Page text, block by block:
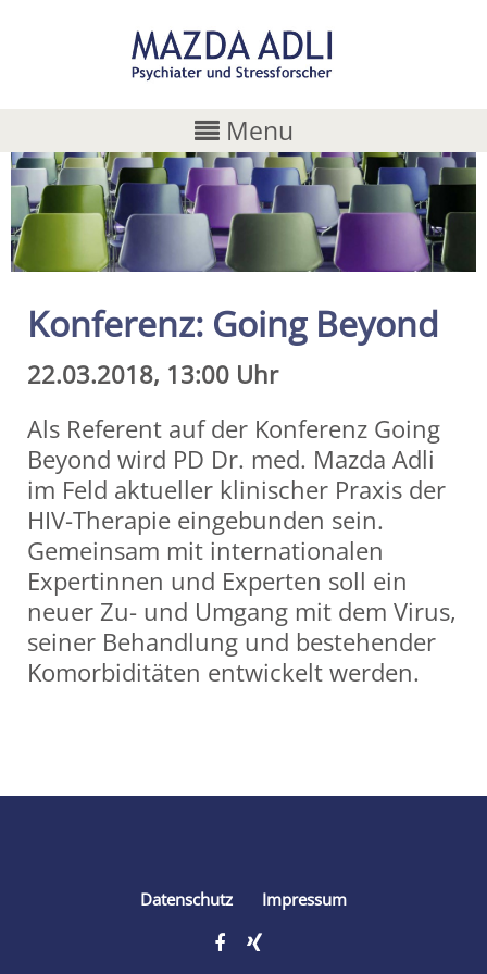
Menu
Konferenz: Going Beyond
22.03.2018, 13:00 Uhr
Als Referent auf der Konferenz Going
Beyond wird PD Dr. med. Mazda Adli
im Feld aktueller klinischer Praxis der
HIV-Therapie eingebunden sein.
Gemeinsam mit internationalen
Expertinnen und Experten soll ein
neuer Zu- und Umgang mit dem Virus,
seiner Behandlung und bestehender
Komorbiditäten entwickelt werden.
Datenschutz Impressum